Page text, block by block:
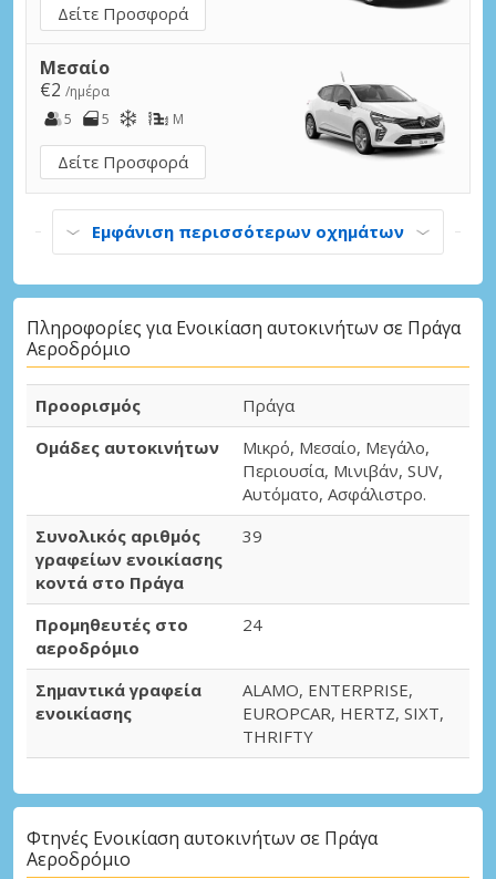
Δείτε Προσφορά
Μεσαίο
€2 /ημέρα
5
5 M
Δείτε Προσφορά
Εμφάνιση περισσότερων οχημάτων
Πληροφορίες για Ενοικίαση αυτοκινήτων σε Πράγα
Αεροδρόμιο
Προορισμός
Πράγα
Ομάδες αυτοκινήτων
Μικρό, Μεσαίο, Μεγάλο,
Περιουσία, Μινιβάν, SUV,
Αυτόματο, Ασφάλιστρο.
Συνολικός αριθμός
γραφείων ενοικίασης
κοντά στο Πράγα
39
Προμηθευτές στο
αεροδρόμιο
24
Σημαντικά γραφεία
ενοικίασης
ALAMO, ENTERPRISE,
EUROPCAR, HERTZ, SIXT,
THRIFTY
Φτηνές Ενοικίαση αυτοκινήτων σε Πράγα
Αεροδρόμιο